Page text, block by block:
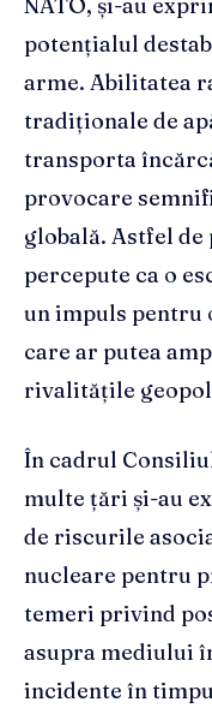
potențialul
arme. Abilitatea
tradiționale de
transporta
provocare
globală. Astfel
percepute ca o
un impuls pentru
care ar putea
rivalitățile
În cadrul
multe țări și-au
de riscurile
nucleare pentru
temeri privind
asupra mediului
incidente în